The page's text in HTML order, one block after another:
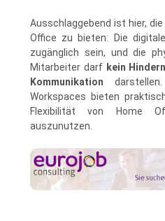
Ausschlaggebend ist hier,
Office zu bieten: Die
zugänglich sein, und die
Mitarbeiter darf kein
Kommunikation
Workspaces bieten
Flexibilität von Home
auszunutzen.